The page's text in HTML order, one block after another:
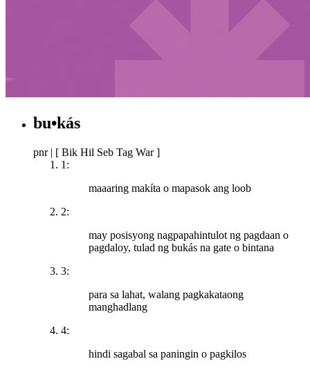
bu•kás
pnr | [ Bik Hil Seb Tag War ]
1:
maaaring makíta o mapasok ang loob
2:
may posisyong nagpapahintulot ng pagdaan o
pagdaloy, tulad ng bukás na gate o bintana
3:
para sa lahat, walang pagkakataong
manghadlang
4:
hindi sagabal sa paningin o pagkilos